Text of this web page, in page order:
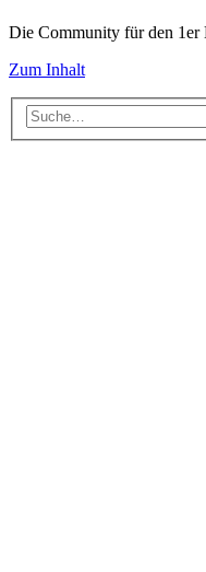
Die Community für den
Zum Inhalt